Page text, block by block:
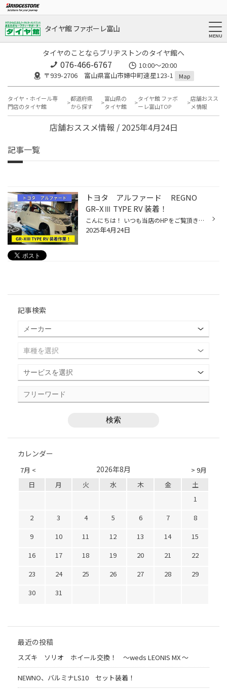
タイヤ館 ファボーレ富山
タイヤのことならブリヂストンのタイヤ館へ
076-466-6767
10:00～20:00
〒939-2706 富山県富山市婦中町速星123-1
Map
タイヤ・ホイール専
門店のタイヤ館
都道府県
から探す
富山県の
タイヤ館
タイヤ館 ファボ
ーレ富山TOP
店舗おスス
メ情報
店舗おススメ情報 / 2025年4月24日
記事一覧
トヨタ アルファード REGNO
GR–XⅢ TYPE RV 装着！
こんにちは！ いつも当店のHPをご覧頂きありがとうございます！ 本日は トヨタ アルファード の新品タイヤ交換作業をご紹介！ お持ち込みのタイヤは溝が無くツルツルです！ 乗り心地を大事にしたいとのことで REGNO GRVⅡ から REGNO GR-XⅢ TYPE RV に新品交換となりました(^^) 2024年2月に発売して...
2025年4月24日
記事検索
カレンダー
7月 < > 9月
2026年8月
日 月 火 水 木 金
土
1
2
3 4 5 6 7
8
9
10 11 12 13 14
15
16
17 18 19 20 21
22
23
24 25 26 27 28
29
30
31
最近の投稿
スズキ ソリオ ホイール交換！ 〜weds LEONIS MX 〜
NEWNO、バルミナLS10 セット装着！